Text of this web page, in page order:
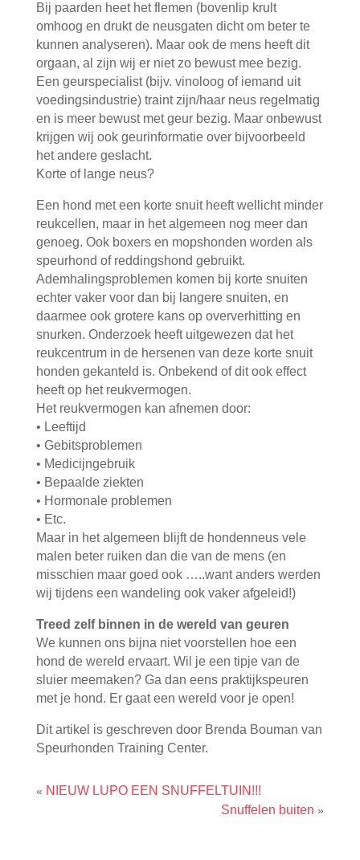
Bij paarden heet het flemen (bovenlip krult
omhoog en drukt de neusgaten dicht om beter te
kunnen analyseren). Maar ook de mens heeft dit
orgaan, al zijn wij er niet zo bewust mee bezig.
Een geurspecialist (bijv. vinoloog of iemand uit
voedingsindustrie) traint zijn/haar neus regelmatig
en is meer bewust met geur bezig. Maar onbewust
krijgen wij ook geurinformatie over bijvoorbeeld
het andere geslacht.
Korte of lange neus?
Een hond met een korte snuit heeft wellicht minder
reukcellen, maar in het algemeen nog meer dan
genoeg. Ook boxers en mopshonden worden als
speurhond of reddingshond gebruikt.
Ademhalingsproblemen komen bij korte snuiten
echter vaker voor dan bij langere snuiten, en
daarmee ook grotere kans op oververhitting en
snurken. Onderzoek heeft uitgewezen dat het
reukcentrum in de hersenen van deze korte snuit
honden gekanteld is. Onbekend of dit ook effect
heeft op het reukvermogen.
Het reukvermogen kan afnemen door:
• Leeftijd
• Gebitsproblemen
• Medicijngebruik
• Bepaalde ziekten
• Hormonale problemen
• Etc.
Maar in het algemeen blijft de hondenneus vele
malen beter ruiken dan die van de mens (en
misschien maar goed ook …..want anders werden
wij tijdens een wandeling ook vaker afgeleid!)
Treed zelf binnen in de wereld van geuren
We kunnen ons bijna niet voorstellen hoe een
hond de wereld ervaart. Wil je een tipje van de
sluier meemaken? Ga dan eens praktijkspeuren
met je hond. Er gaat een wereld voor je open!
Dit artikel is geschreven door Brenda Bouman van
Speurhonden Training Center.
« NIEUW LUPO EEN SNUFFELTUIN!!!
Snuffelen buiten »